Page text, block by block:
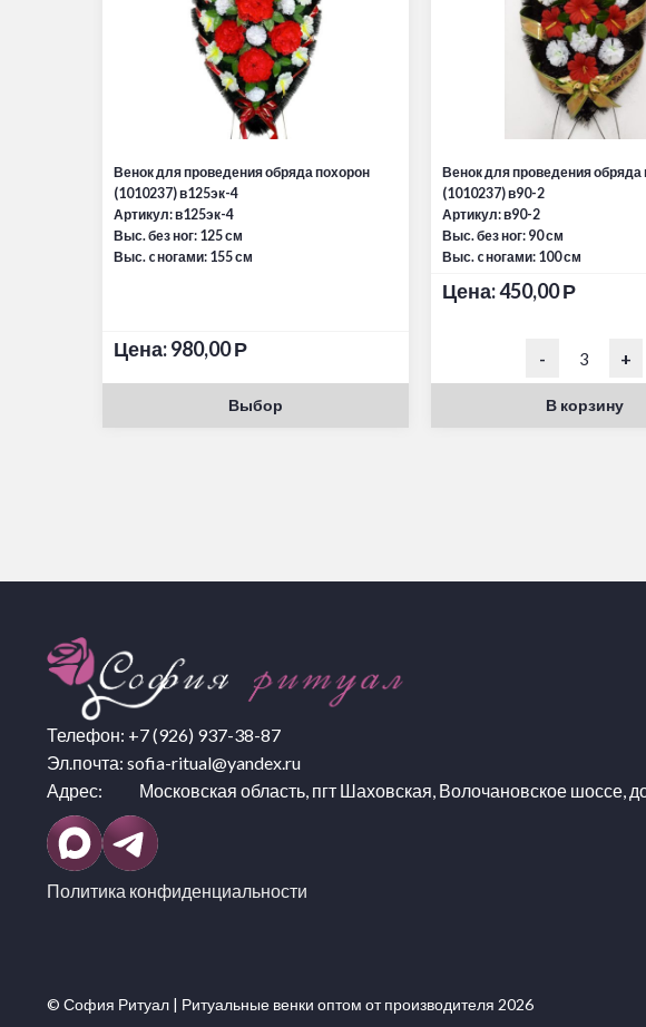
Венок для проведения обряда похорон
(1010237) в125эк-4
Артикул: в125эк-4
Выс. без ног: 125 см
Выс. c ногами: 155 см
Цена:980,00Р
Выбор
Венок для проведения обряда
(1010237) в90-2
Артикул: в90-2
Выс. без ног: 90 см
Выс. c ногами: 100 см
Цена:450,00Р
- +
В корзину
Телефон: +7 (926) 937-38-87
Эл.почта: sofia-ritual@yandex.ru
Адрес: Московская область, пгт Шаховская, Волочановское шоссе,
Политика конфиденциальности
© София Ритуал | Ритуальные венки оптом от производителя 2026